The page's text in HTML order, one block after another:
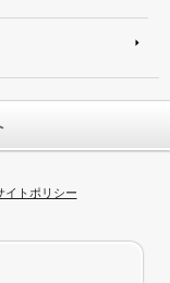
イトポリシー